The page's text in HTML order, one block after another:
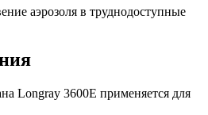
аэрозоля в труднодоступные
Longray 3600E применяется для